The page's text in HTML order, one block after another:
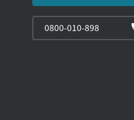
0800-010-898